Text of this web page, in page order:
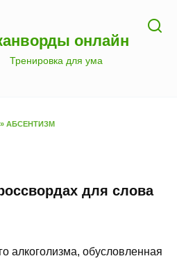
онлайн
Тренировка для ума
» АБСЕНТИЗМ
для слова
алкоголизма, обусловленная